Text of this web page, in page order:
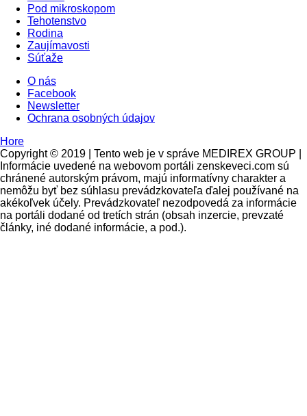
Pod mikroskopom
Tehotenstvo
Rodina
Zaujímavosti
Súťaže
O nás
Facebook
Newsletter
Ochrana osobných údajov
Hore
Copyright © 2019 | Tento web je v správe MEDIREX GROUP |
Informácie uvedené na webovom portáli zenskeveci.com sú
chránené autorským právom, majú informatívny charakter a
nemôžu byť bez súhlasu prevádzkovateľa ďalej používané na
akékoľvek účely. Prevádzkovateľ nezodpovedá za informácie
na portáli dodané od tretích strán (obsah inzercie, prevzaté
články, iné dodané informácie, a pod.).